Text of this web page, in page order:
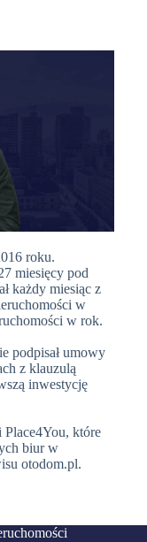
roku.
miesięcy pod
każdy miesiąc z
w
w rok.
podpisał umowy
z klauzulą
inwestycję
które
biur w
otodom.pl.